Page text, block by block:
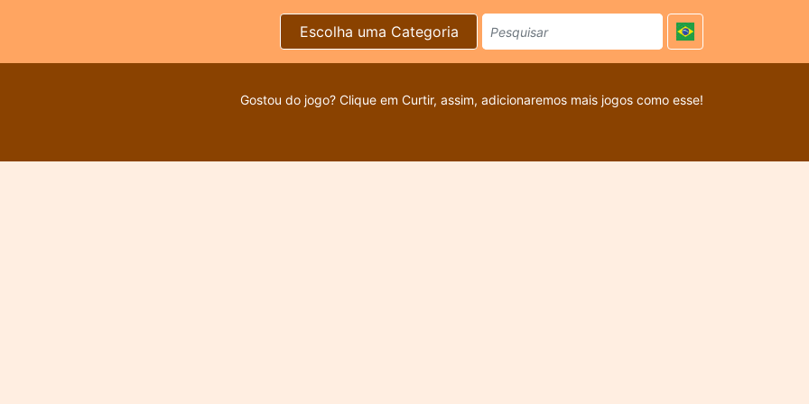
Escolha uma Categoria
Gostou do jogo? Clique em Curtir, assim, adicionaremos mais jogos como esse!